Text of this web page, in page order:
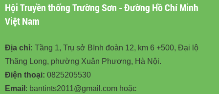
Hội Truyền thống Trường Sơn - Đường Hồ Chí Minh
Việt Nam
Địa chỉ: Tầng 1, Trụ sở BInh đoàn 12, km 6 +500, Đại lộ
Thăng Long, phường Xuân Phương, Hà Nội.
Điện thoại: 0825205530
Email : bantints2011@gmail.com hoặc